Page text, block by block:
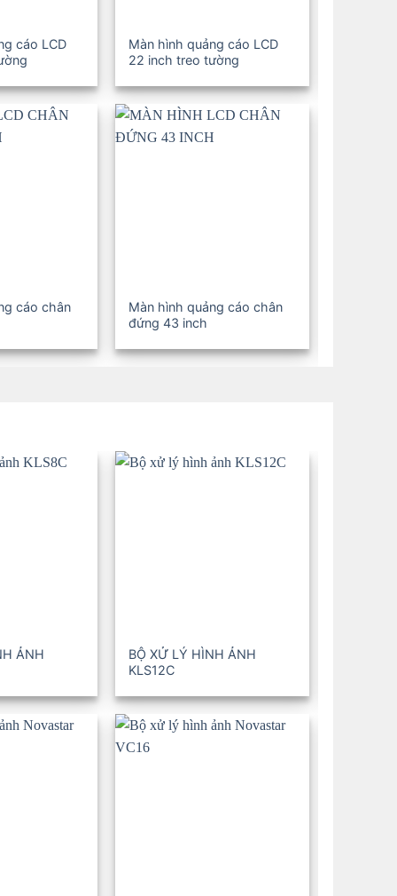
cáo LCD
Màn hình quảng cáo LCD
22 inch treo tường
cáo chân
Màn hình quảng cáo chân
đứng 43 inch
ẢNH
BỘ XỬ LÝ HÌNH ẢNH
KLS12C